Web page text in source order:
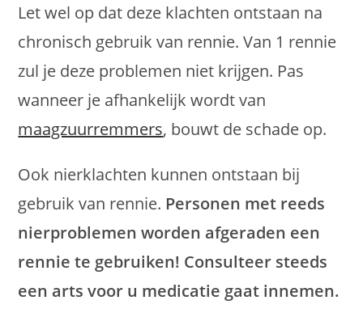
Let wel op dat deze klachten ontstaan na
chronisch gebruik van rennie. Van 1 rennie
zul je deze problemen niet krijgen. Pas
wanneer je afhankelijk wordt van
maagzuurremmers, bouwt de schade op.
Ook nierklachten kunnen ontstaan bij
gebruik van rennie. Personen met reeds
nierproblemen worden afgeraden een
rennie te gebruiken! Consulteer steeds
een arts voor u medicatie gaat innemen.